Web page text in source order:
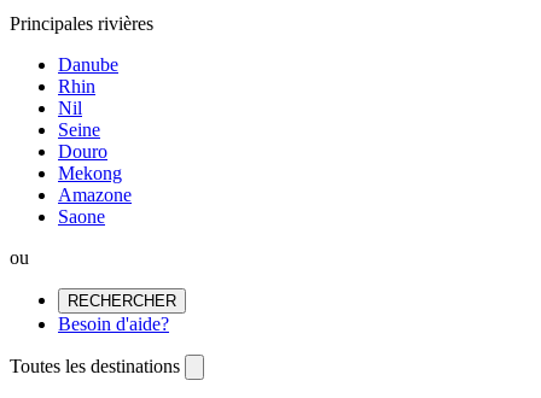
Principales rivières
Danube
Rhin
Nil
Seine
Douro
Mekong
Amazone
Saone
ou
RECHERCHER
Besoin d'aide?
Toutes les destinations